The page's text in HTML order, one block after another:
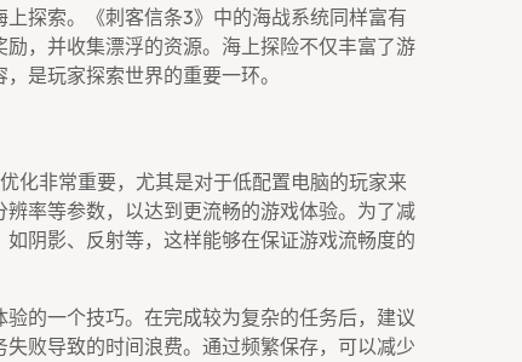
探索。《刺客信条3》中的海战系统同样富有
，并收集漂浮的资源。海上探险不仅丰富了游
是玩家探索世界的重要一环。
化非常重要，尤其是对于低配置电脑的玩家来
率等参数，以达到更流畅的游戏体验。为了减
阴影、反射等，这样能够在保证游戏流畅度的
的一个技巧。在完成较为复杂的任务后，建议
败导致的时间浪费。通过频繁保存，可以减少